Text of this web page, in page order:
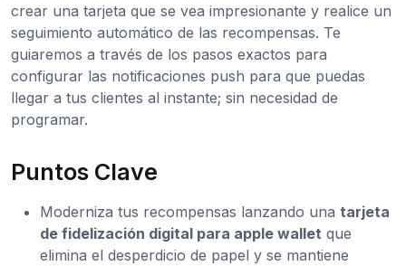
crear una tarjeta que se vea impresionante y realice un
seguimiento automático de las recompensas. Te
guiaremos a través de los pasos exactos para
configurar las notificaciones push para que puedas
llegar a tus clientes al instante; sin necesidad de
programar.
Puntos Clave
Moderniza tus recompensas lanzando una tarjeta
de fidelización digital para apple wallet que
elimina el desperdicio de papel y se mantiene